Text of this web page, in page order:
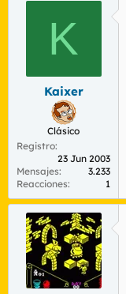
K
Kaixer
Clásico
Registro
23 Jun 2003
Mensajes
3.233
Reacciones
1